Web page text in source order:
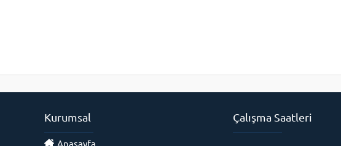
Kurumsal
Anasayfa
Çalışma Saatleri